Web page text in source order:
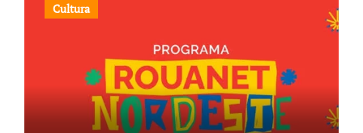
Cultura